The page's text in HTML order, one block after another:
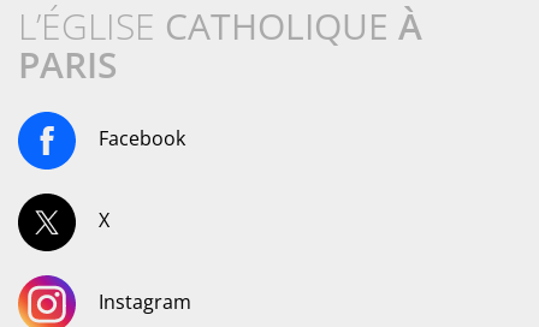
L’ÉGLISE CATHOLIQUE À
PARIS
Facebook
X
Instagram